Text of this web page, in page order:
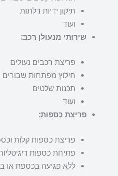
תיקון ידיות דלתות
ועוד
שירותי מנעולן רכב:
פריצת רכבים נעולים
חילוץ מפתחות שבורים
תכנות שלטים
ועוד
פריצת כספות:
פריצת כספות קלות
פתיחת כספות דיגיטליות
ללא פגיעה בכספת או